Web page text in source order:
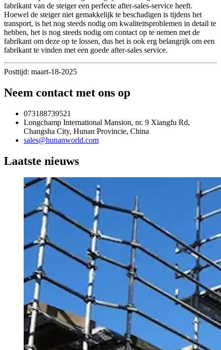
fabrikant van de steiger een perfecte after-sales-service heeft.
Hoewel de steiger niet gemakkelijk te beschadigen is tijdens het
transport, is het nog steeds nodig om kwaliteitsproblemen in detail te
hebben, het is nog steeds nodig om contact op te nemen met de
fabrikant om deze op te lossen, dus het is ook erg belangrijk om een ​​
fabrikant te vinden met een goede after-sales service.
Posttijd: maart-18-2025
Neem contact met ons op
073188739521
Longchamp International Mansion, nr. 9 Xiangfu Rd,
Changsha City, Hunan Provincie, China
sales@hunanworld.com
Laatste nieuws